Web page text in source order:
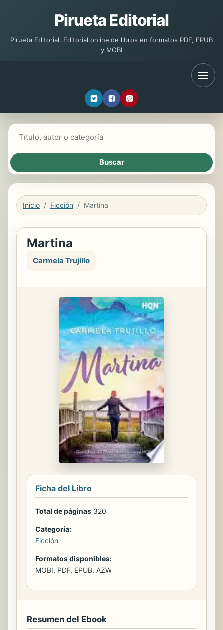
Pirueta Editorial
Pirueta Editorial. Editorial online de libros en formatos PDF, EPUB
y MOBI
Inicio Ficción Martina
Martina
Carmela Trujillo
Ficha del Libro
Total de páginas 320
Categoría:
Ficción
Formatos disponibles:
MOBI, PDF, EPUB, AZW
Resumen del Ebook